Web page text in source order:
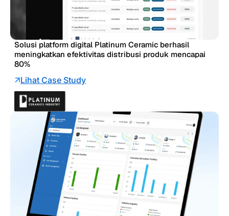
Solusi platform digital Platinum Ceramic berhasil
meningkatkan efektivitas distribusi produk mencapai
80%
Lihat Case Study